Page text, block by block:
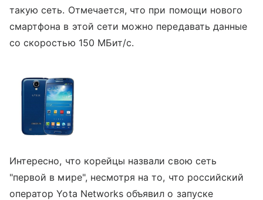
такую сеть. Отмечается, что при помощи нового
смартфона в этой сети можно передавать данные
со скоростью 150 МБит/с.
Интересно, что корейцы назвали свою сеть
"первой в мире", несмотря на то, что российский
оператор Yota Networks объявил о запуске